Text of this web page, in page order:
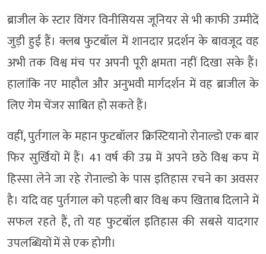
ब्राजील के स्टार विंगर विनीसियस जूनियर से भी काफी उम्मीदें
जुड़ी हुई हैं। क्लब फुटबॉल में शानदार प्रदर्शन के बावजूद वह
अभी तक विश्व मंच पर अपनी पूरी क्षमता नहीं दिखा सके हैं।
हालांकि नए माहौल और अनुभवी मार्गदर्शन में वह ब्राजील के
लिए गेम चेंजर साबित हो सकते हैं।
वहीं, पुर्तगाल के महान फुटबॉलर क्रिस्टियानो रोनाल्डो एक बार
फिर सुर्खियों में हैं। 41 वर्ष की उम्र में अपने छठे विश्व कप में
हिस्सा लेने जा रहे रोनाल्डो के पास इतिहास रचने का अवसर
है। यदि वह पुर्तगाल को पहली बार विश्व कप खिताब दिलाने में
सफल रहते हैं, तो यह फुटबॉल इतिहास की सबसे यादगार
उपलब्धियों में से एक होगी।